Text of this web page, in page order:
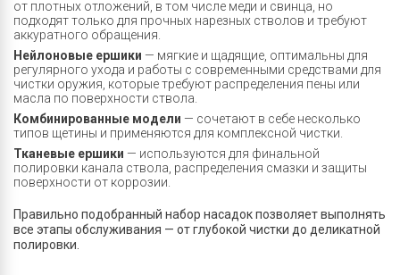
от плотных отложений, в том числе меди и свинца, но
подходят только для прочных нарезных стволов и требуют
аккуратного обращения.
Нейлоновые ершики — мягкие и щадящие, оптимальны для
регулярного ухода и работы с современными средствами для
чистки оружия, которые требуют распределения пены или
масла по поверхности ствола.
Комбинированные модели — сочетают в себе несколько
типов щетины и применяются для комплексной чистки.
Тканевые ершики — используются для финальной
полировки канала ствола, распределения смазки и защиты
поверхности от коррозии.
Правильно подобранный набор насадок позволяет выполнять
все этапы обслуживания — от глубокой чистки до деликатной
полировки.